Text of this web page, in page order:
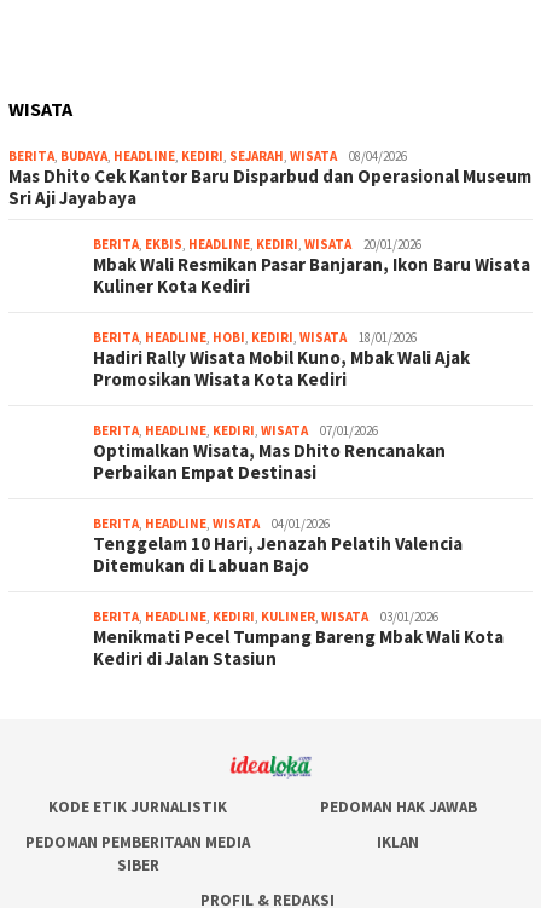
WISATA
BERITA BUDAYA HEADLINE KEDIRI SEJARAH WISATA 08/04/2026
Mas Dhito Cek Kantor Baru Disparbud dan Operasional Museum
Sri Aji Jayabaya
BERITA EKBIS HEADLINE KEDIRI WISATA 20/01/2026
Mbak Wali Resmikan Pasar Banjaran, Ikon Baru Wisata
Kuliner Kota Kediri
BERITA HEADLINE HOBI KEDIRI WISATA 18/01/2026
Hadiri Rally Wisata Mobil Kuno, Mbak Wali Ajak
Promosikan Wisata Kota Kediri
BERITA HEADLINE KEDIRI WISATA 07/01/2026
Optimalkan Wisata, Mas Dhito Rencanakan
Perbaikan Empat Destinasi
BERITA HEADLINE WISATA 04/01/2026
Tenggelam 10 Hari, Jenazah Pelatih Valencia
Ditemukan di Labuan Bajo
BERITA HEADLINE KEDIRI KULINER WISATA 03/01/2026
Menikmati Pecel Tumpang Bareng Mbak Wali Kota
Kediri di Jalan Stasiun
KODE ETIK JURNALISTIK
PEDOMAN HAK JAWAB
PEDOMAN PEMBERITAAN MEDIA
SIBER
IKLAN
PROFIL & REDAKSI